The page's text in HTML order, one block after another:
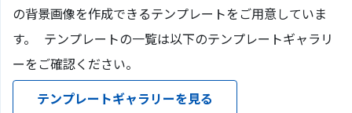
の背景画像を作成できるテンプレートをご用意していま
す。 テンプレートの一覧は以下のテンプレートギャラリ
ーをご確認ください。
テンプレートギャラリーを見る